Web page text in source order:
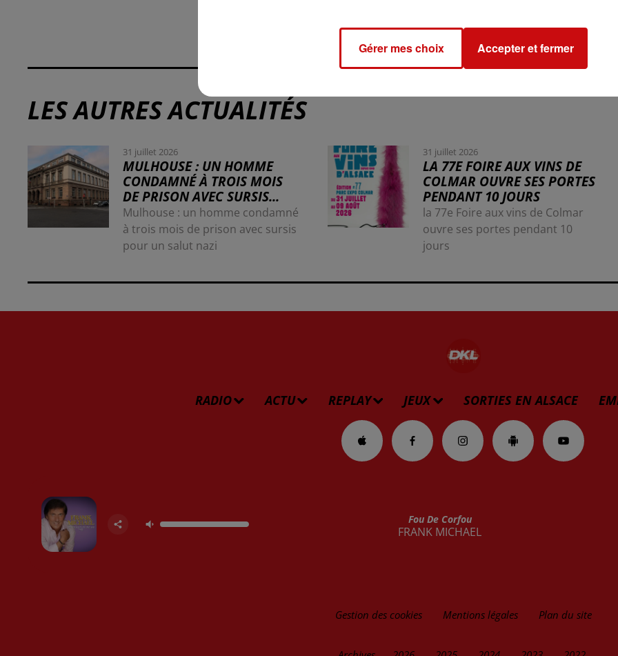
LES AUTRES ACTUALITÉS
31 juillet 2026
MULHOUSE : UN HOMME
CONDAMNÉ À TROIS MOIS
DE PRISON AVEC SURSIS...
Mulhouse : un homme condamné
à trois mois de prison avec sursis
pour un salut nazi
31 juillet 2026
LA 77E FOIRE AUX VINS DE
COLMAR OUVRE SES PORTES
PENDANT 10 JOURS
la 77e Foire aux vins de Colmar
ouvre ses portes pendant 10
jours
RADIO ACTU REPLAY JEUX SORTIES EN ALSACE
Fou De Corfou
FRANK MICHAEL
Gestion des cookies Mentions légales Plan du site
Gérer mes choix Accepter et fermer